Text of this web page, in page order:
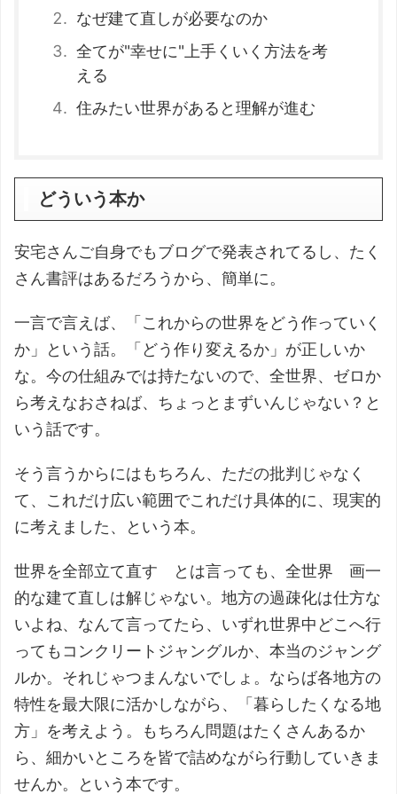
なぜ建て直しが必要なのか
全てが"幸せに"上手くいく方法を考
える
住みたい世界があると理解が進む
どういう本か
安宅さんご自身でもブログで発表されてるし、たく
さん書評はあるだろうから、簡単に。
一言で言えば、「これからの世界をどう作っていく
か」という話。「どう作り変えるか」が正しいか
な。今の仕組みでは持たないので、全世界、ゼロか
ら考えなおさねば、ちょっとまずいんじゃない？と
いう話です。
そう言うからにはもちろん、ただの批判じゃなく
て、これだけ広い範囲でこれだけ具体的に、現実的
に考えました、という本。
世界を全部立て直す とは言っても、全世界 画一
的な建て直しは解じゃない。地方の過疎化は仕方な
いよね、なんて言ってたら、いずれ世界中どこへ行
ってもコンクリートジャングルか、本当のジャング
ルか。それじゃつまんないでしょ。ならば各地方の
特性を最大限に活かしながら、「暮らしたくなる地
方」を考えよう。もちろん問題はたくさんあるか
ら、細かいところを皆で詰めながら行動していきま
せんか。という本です。